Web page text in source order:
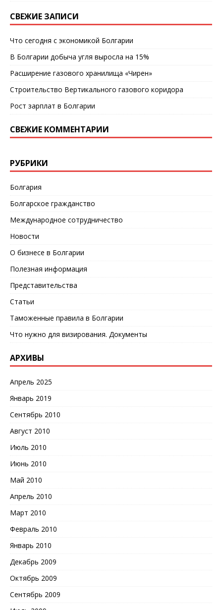
СВЕЖИЕ ЗАПИСИ
Что сегодня с экономикой Болгарии
В Болгарии добыча угля выросла на 15%
Расширение газового хранилища «Чирен»
Строительство Вертикального газового коридора
Рост зарплат в Болгарии
СВЕЖИЕ КОММЕНТАРИИ
РУБРИКИ
Болгария
Болгарское гражданство
Международное сотрудничество
Новости
О бизнесе в Болгарии
Полезная информация
Представительства
Статьи
Таможенные правила в Болгарии
Что нужно для визирования. Документы
АРХИВЫ
Апрель 2025
Январь 2019
Сентябрь 2010
Август 2010
Июль 2010
Июнь 2010
Май 2010
Апрель 2010
Март 2010
Февраль 2010
Январь 2010
Декабрь 2009
Октябрь 2009
Сентябрь 2009